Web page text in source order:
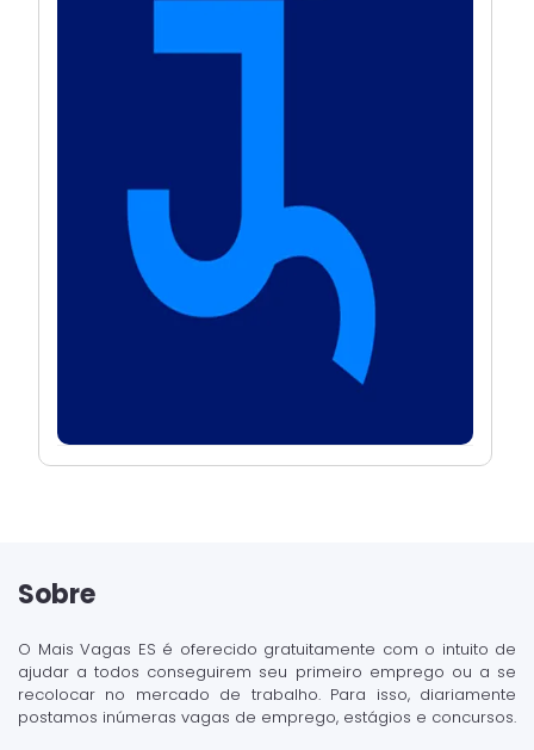
Sobre
O Mais Vagas ES é oferecido gratuitamente com o intuito de
ajudar a todos conseguirem seu primeiro emprego ou a se
recolocar no mercado de trabalho. Para isso, diariamente
postamos inúmeras vagas de emprego, estágios e concursos.